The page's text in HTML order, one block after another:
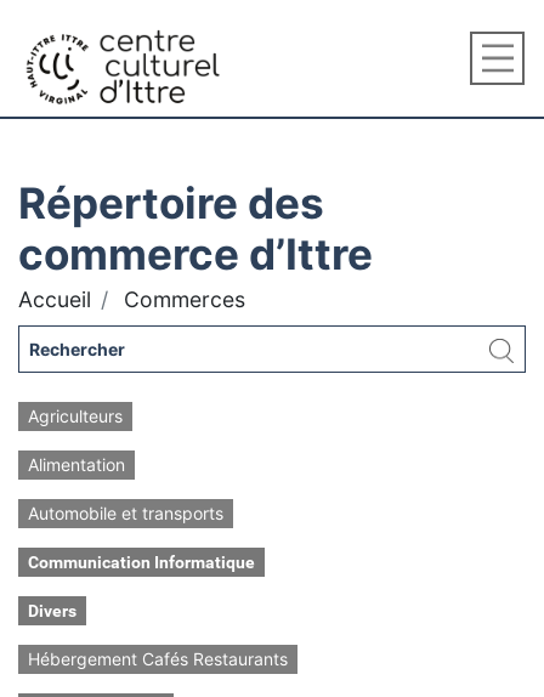
Répertoire des
commerce d’Ittre
Accueil Commerces
Agriculteurs
Alimentation
Automobile et transports
Communication Informatique
Divers
Hébergement Cafés Restaurants